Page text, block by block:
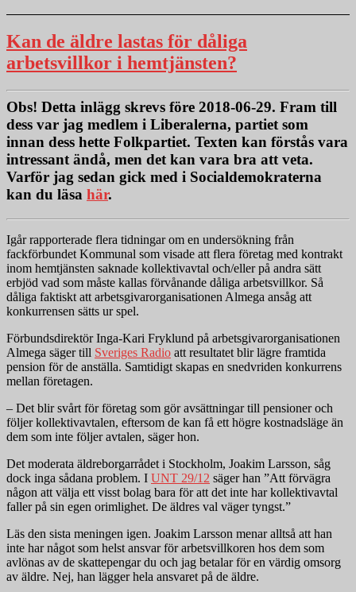
Kan de äldre lastas för dåliga
arbetsvillkor i hemtjänsten?
Obs! Detta inlägg skrevs före 2018-06-29. Fram till
dess var jag medlem i Liberalerna, partiet som
innan dess hette Folkpartiet. Texten kan förstås vara
intressant ändå, men det kan vara bra att veta.
Varför jag sedan gick med i Socialdemokraterna
kan du läsa här.
Igår rapporterade flera tidningar om en undersökning från
fackförbundet Kommunal som visade att flera företag med kontrakt
inom hemtjänsten saknade kollektivavtal och/eller på andra sätt
erbjöd vad som måste kallas förvånande dåliga arbetsvillkor. Så
dåliga faktiskt att arbetsgivarorganisationen Almega ansåg att
konkurrensen sätts ur spel.
Förbundsdirektör Inga-Kari Fryklund på arbetsgivarorganisationen
Almega säger till Sveriges Radio att resultatet blir lägre framtida
pension för de anställa. Samtidigt skapas en snedvriden konkurrens
mellan företagen.
– Det blir svårt för företag som gör avsättningar till pensioner och
följer kollektivavtalen, eftersom de kan få ett högre kostnadsläge än
dem som inte följer avtalen, säger hon.
Det moderata äldreborgarrådet i Stockholm, Joakim Larsson, såg
dock inga sådana problem. I UNT 29/12 säger han ”Att förvägra
någon att välja ett visst bolag bara för att det inte har kollektivavtal
faller på sin egen orimlighet. De äldres val väger tyngst.”
Läs den sista meningen igen. Joakim Larsson menar alltså att han
inte har något som helst ansvar för arbetsvillkoren hos dem som
avlönas av de skattepengar du och jag betalar för en värdig omsorg
av äldre. Nej, han lägger hela ansvaret på de äldre.